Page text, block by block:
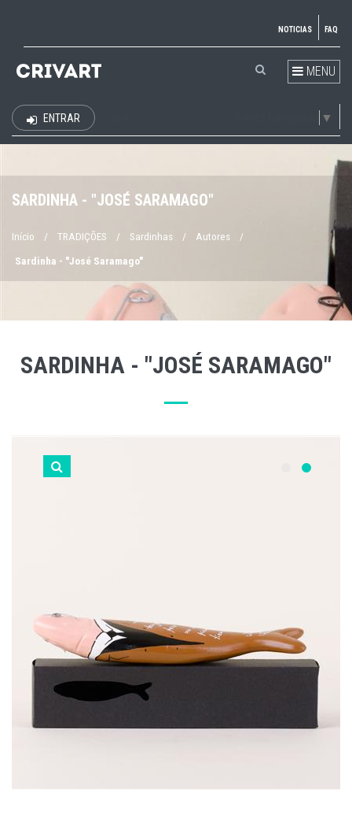
NOTICIAS FAQ
MENU
▼
ENTRAR
SARDINHA - "JOSÉ SARAMAGO"
Início / TRADIÇÕES / Sardinhas / Autores /
Sardinha - "José Saramago"
SARDINHA - "JOSÉ SARAMAGO"